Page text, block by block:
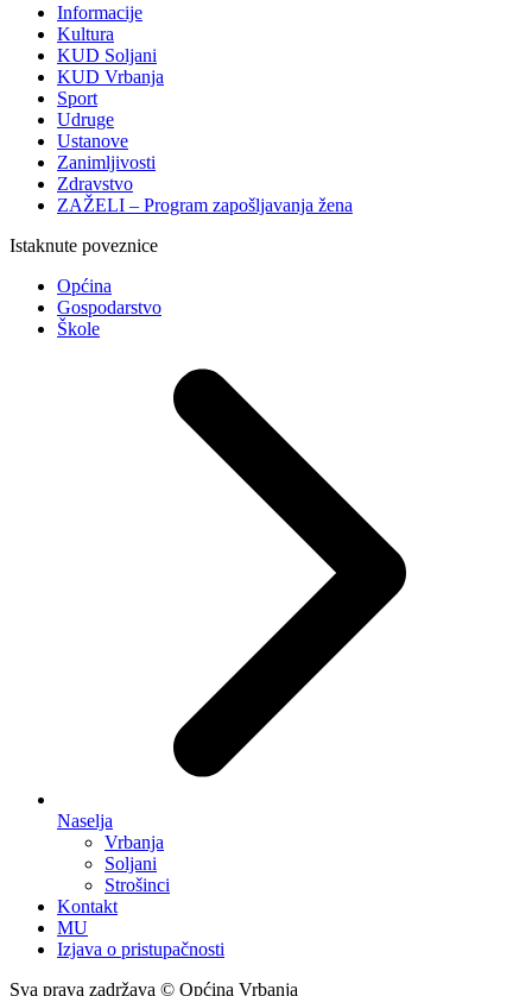
Informacije
Kultura
KUD Soljani
KUD Vrbanja
Sport
Udruge
Ustanove
Zanimljivosti
Zdravstvo
ZAŽELI – Program zapošljavanja žena
Istaknute poveznice
Općina
Gospodarstvo
Škole
Naselja
Vrbanja
Soljani
Strošinci
Kontakt
MU
Izjava o pristupačnosti
Sva prava zadržava © Općina Vrbanja